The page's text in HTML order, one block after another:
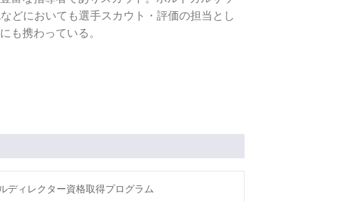
どにおいても選手スカウト・評価の担当とし
も携わっている。
ディレクター資格取得プログラム